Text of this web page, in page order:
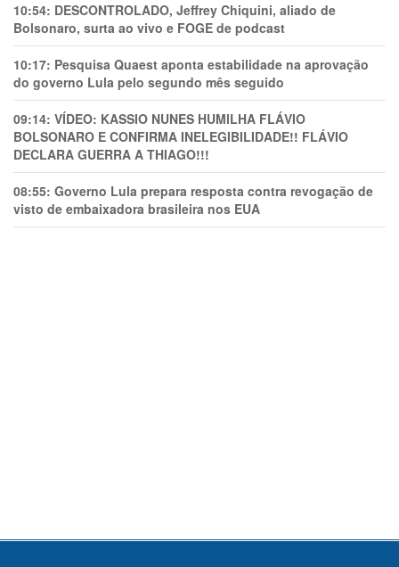
10:54: DESCONTROLADO, Jeffrey Chiquini, aliado de
Bolsonaro, surta ao vivo e FOGE de podcast
10:17: Pesquisa Quaest aponta estabilidade na aprovação
do governo Lula pelo segundo mês seguido
09:14: VÍDEO: KASSIO NUNES HUMlLHA FLÁVIO
BOLSONARO E CONFIRMA INELEGIBILIDADE!! FLÁVIO
DECLARA GUERRA A THIAGO!!!
08:55: Governo Lula prepara resposta contra revogação de
visto de embaixadora brasileira nos EUA